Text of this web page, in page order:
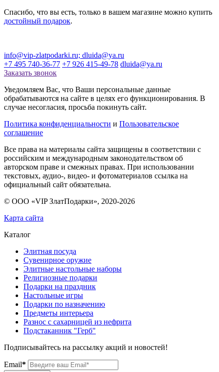
Спасибо, что вы есть, только в вашем магазине можно купить
достойный подарок.
info@vip-zlatpodarki.ru; dluida@ya.ru
+7 495 740-36-77 +7 926 415-49-78 dluida@ya.ru
Заказать звонок
Уведомляем Вас, что Ваши персональные данные
обрабатываются на сайте в целях его функционирования. В
случае несогласия, просьба покинуть сайт.
Политика конфиденциальности и Пользовательское
соглашение
Все права на материалы сайта защищены в соответствии с
российским и международным законодательством об
авторском праве и смежных правах. При использовании
текстовых, аудио-, видео- и фотоматериалов ссылка на
официальный сайт обязательна.
© ООО «VIP ЗлатПодарки», 2020-2026
Карта сайта
Каталог
Элитная посуда
Сувенирное оружие
Элитные настольные наборы
Религиозные подарки
Подарки на праздник
Настольные игры
Подарки по назначению
Предметы интерьера
Разнос с сахарницей из нефрита
Подстаканник "Герб"
Подписывайтесь на рассылку акций и новостей!
Email*